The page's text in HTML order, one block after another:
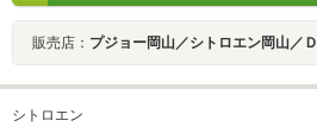
販売店： プジョー岡山／シトロエン岡山／
シトロエン